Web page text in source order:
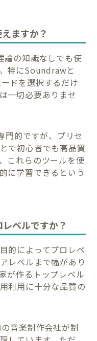
ますか？
論の知識なしでも使
特にSoundrawと
ドを選択するだけ
一切必要ありませ
門的ですが、プリセ
で初心者でも高品質
これらのツールを使
に学習できるという
ベルですか？
的によってプロレベ
レベルまで幅があり
が作るトップレベル
利用に十分な品質の
音楽制作会社が制